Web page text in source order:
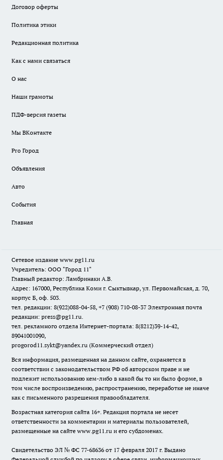
Договор оферты
Политика этики
Редакционная политика
Как с нами связаться
О нас
Наши грамоты
ПДФ-версия газеты
Мы ВКонтакте
Pro Город
Объявления
Авто
События
Главная
Сетевое издание www.pg11.ru
Учредитель: ООО "Город 11"
Главный редактор: Ламбринаки А.В.
Адрес: 167000, Республика Коми г. Сыктывкар, ул. Первомайская, д. 70,
корпус Б, оф. 503.
тел. редакции: 8(922)088-04-58, +7 (908) 710-08-37 Электронная почта
редакции: press@pg11.ru.
тел. рекламного отдела Интернет-портала: 8(8212)39-14-42,
89041001090,
progorod11.sykt@yandex.ru (Коммерческий отдел)
Вся информация, размещенная на данном сайте, охраняется в
соответствии с законодательством РФ об авторском праве и не
подлежит использованию кем-либо в какой бы то ни было форме, в
том числе воспроизведению, распространению, переработке не иначе
как с письменного разрешения правообладателя.
Возрастная категория сайта 16+. Редакция портала не несет
ответственности за комментарии и материалы пользователей,
размещенные на сайте www.pg11.ru и его субдоменах.
Свидетельство ЭЛ № ФС 77-68636 от 17 февраля 2017 г. Выдано